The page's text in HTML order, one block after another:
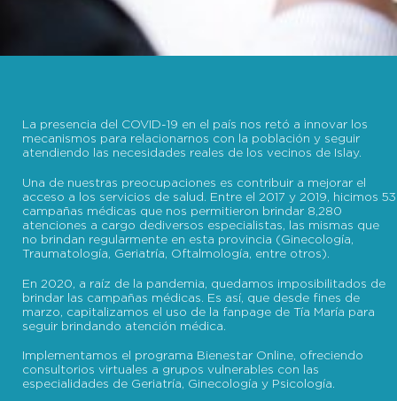
La presencia del COVID-19 en el país nos retó a innovar los
mecanismos para relacionarnos con la población y seguir
atendiendo las necesidades reales de los vecinos de Islay.
Una de nuestras preocupaciones es contribuir a mejorar el
acceso a los servicios de salud. Entre el 2017 y 2019, hicimos 53
campañas médicas que nos permitieron brindar 8,280
atenciones a cargo dediversos especialistas, las mismas que
no brindan regularmente en esta provincia (Ginecología,
Traumatología, Geriatría, Oftalmología, entre otros).
En 2020, a raíz de la pandemia, quedamos imposibilitados de
brindar las campañas médicas. Es así, que desde fines de
marzo, capitalizamos el uso de la fanpage de Tía María para
seguir brindando atención médica.
Implementamos el programa Bienestar Online, ofreciendo
consultorios virtuales a grupos vulnerables con las
especialidades de Geriatría, Ginecología y Psicología.